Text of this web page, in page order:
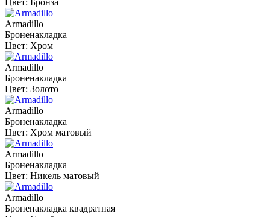
Armadillo
Броненакладка
Цвет: Хром
Armadillo
Броненакладка
Цвет: Золото
Armadillo
Броненакладка
Цвет: Хром матовый
Armadillo
Броненакладка
Цвет: Никель матовый
Armadillo
Броненакладка квадратная